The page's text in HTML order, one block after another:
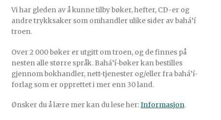
Vi har gleden av å kunne tilby bøker, hefter, CD-er og
andre trykksaker som omhandler ulike sider av bahá’í
troen.
Over 2 000 bøker er utgitt om troen, og de finnes på
nesten alle større språk. Bahá’í-bøker kan bestilles
gjennom bokhandler, nett-tjenester og/eller fra bahá’í-
forlag som er opprettet i mer enn 30 land.
Ønsker du å lære mer kan du lese her:Informasjon.